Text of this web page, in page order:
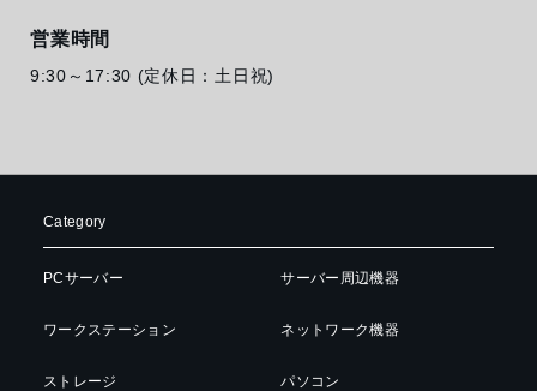
営業時間
9:30～17:30 (定休日：土日祝)
Category
PCサーバー
ワークステーション
ストレージ
サーバー周辺機器
ネットワーク機器
パソコン